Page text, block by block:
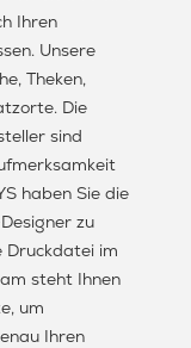
Ihren
Unsere
Theken,
Die
sind
haben Sie die
zu
im
steht Ihnen
um
Ihren